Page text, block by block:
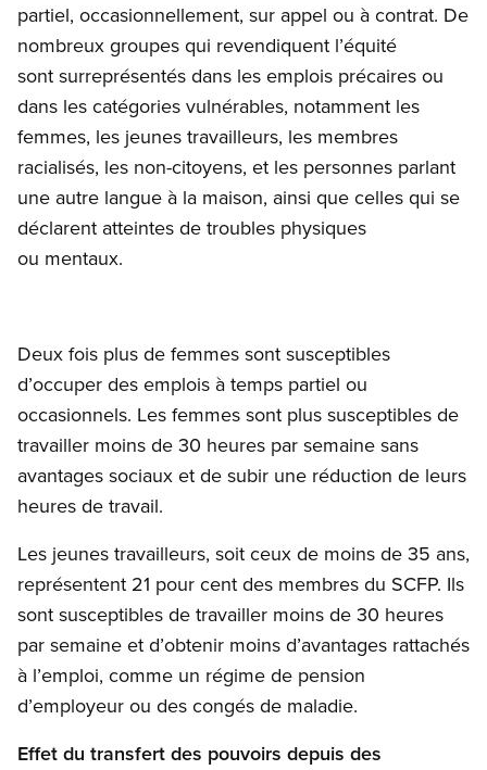
partiel, occasionnellement, sur appel ou à contrat. De
nombreux groupes qui revendiquent l’équité
sont surreprésentés dans les emplois précaires ou
dans les catégories vulnérables, notamment les
femmes, les jeunes travailleurs, les membres
racialisés, les non-citoyens, et les personnes parlant
une autre langue à la maison, ainsi que celles qui se
déclarent atteintes de troubles physiques
ou mentaux.
Deux fois plus de femmes sont susceptibles
d’occuper des emplois à temps partiel ou
occasionnels. Les femmes sont plus susceptibles de
travailler moins de 30 heures par semaine sans
avantages sociaux et de subir une réduction de leurs
heures de travail.
Les jeunes travailleurs, soit ceux de moins de 35 ans,
représentent 21 pour cent des membres du SCFP. Ils
sont susceptibles de travailler moins de 30 heures
par semaine et d’obtenir moins d’avantages rattachés
à l’emploi, comme un régime de pension
d’employeur ou des congés de maladie.
Effet du transfert des pouvoirs depuis des